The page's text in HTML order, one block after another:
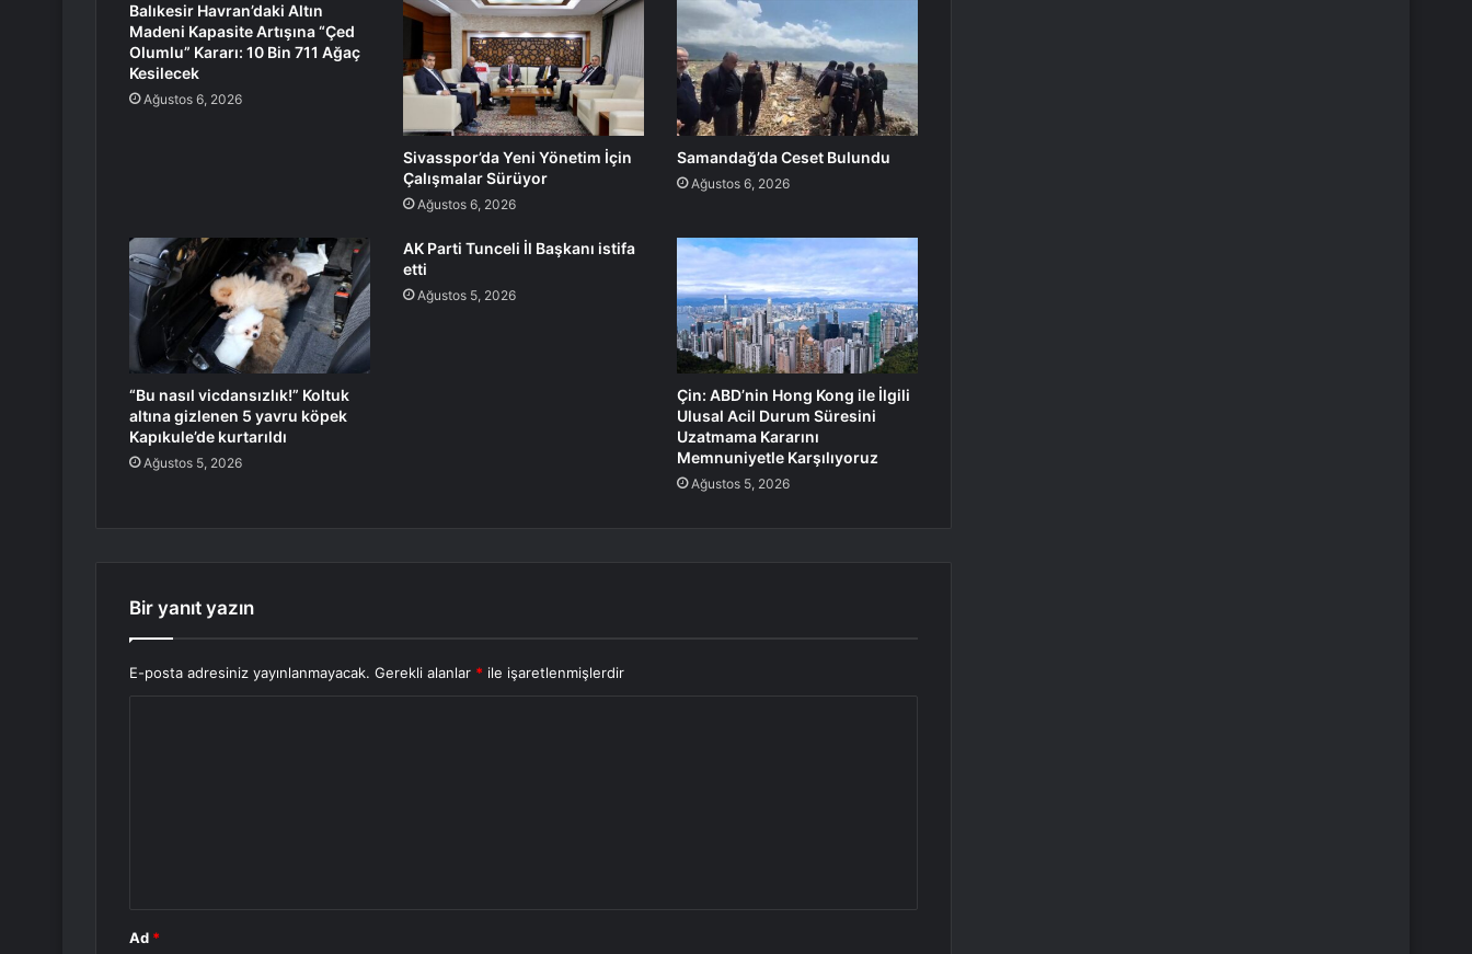
Balıkesir Havran’daki Altın
Madeni Kapasite Artışına “Çed
Olumlu” Kararı: 10 Bin 711 Ağaç
Kesilecek
Ağustos 6, 2026
Sivasspor’da Yeni Yönetim İçin
Çalışmalar Sürüyor
Ağustos 6, 2026
Samandağ’da Ceset Bulundu
Ağustos 6, 2026
“Bu nasıl vicdansızlık!” Koltuk
altına gizlenen 5 yavru köpek
Kapıkule’de kurtarıldı
Ağustos 5, 2026
AK Parti Tunceli İl Başkanı istifa
etti
Ağustos 5, 2026
Çin: ABD’nin Hong Kong ile İlgili
Ulusal Acil Durum Süresini
Uzatmama Kararını
Memnuniyetle Karşılıyoruz
Ağustos 5, 2026
Bir yanıt yazın
E-posta adresiniz yayınlanmayacak. Gerekli alanlar * ile işaretlenmişlerdir
Ad *